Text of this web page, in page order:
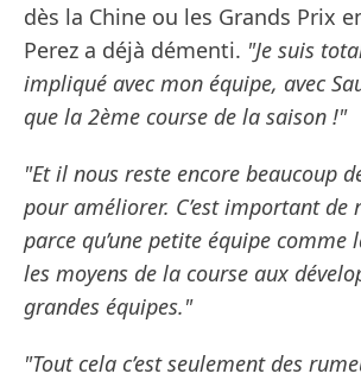
dès la Chine ou les Grands Prix
Perez a déjà démenti. "Je suis
impliqué avec mon équipe, avec
que la 2ème course de la saison !"
"Et il nous reste encore beaucoup
pour améliorer. C’est important de
parce qu’une petite équipe comme
les moyens de la course aux
grandes équipes."
"Tout cela c’est seulement des